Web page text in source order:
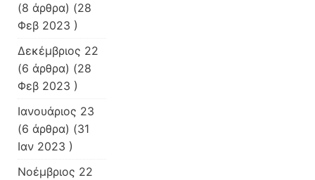
(8 άρθρα) (28
Φεβ 2023 )
Δεκέμβριος 22
(6 άρθρα) (28
Φεβ 2023 )
Ιανουάριος 23
(6 άρθρα) (31
Ιαν 2023 )
Νοέμβριος 22